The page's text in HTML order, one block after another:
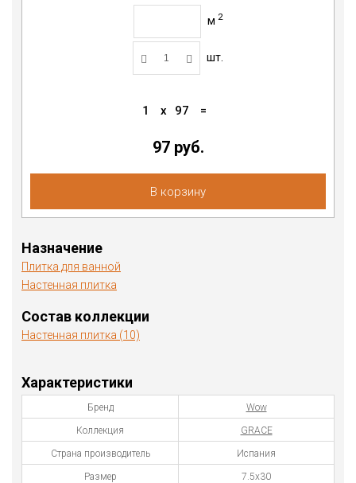
м 2
шт.
1 x 97 =
97 руб.
В корзину
Назначение
Плитка для ванной
Настенная плитка
Состав коллекции
Настенная плитка (10)
Характеристики
Бренд Wow
Коллекция GRACE
Страна производитель Испания
Размер 7.5x30